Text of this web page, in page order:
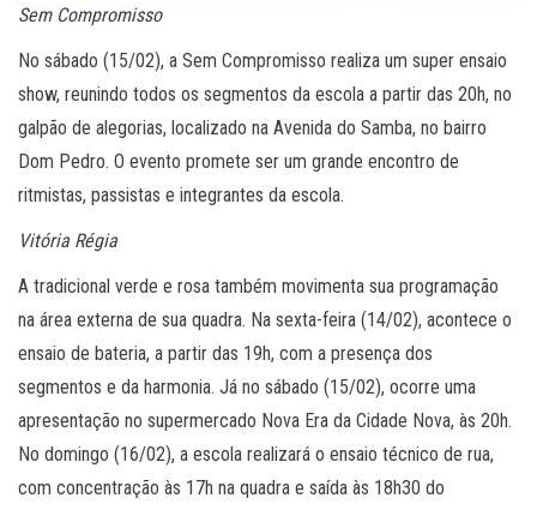
Sem Compromisso
No sábado (15/02), a Sem Compromisso realiza um super ensaio
show, reunindo todos os segmentos da escola a partir das 20h, no
galpão de alegorias, localizado na Avenida do Samba, no bairro
Dom Pedro. O evento promete ser um grande encontro de
ritmistas, passistas e integrantes da escola.
Vitória Régia
A tradicional verde e rosa também movimenta sua programação
na área externa de sua quadra. Na sexta-feira (14/02), acontece o
ensaio de bateria, a partir das 19h, com a presença dos
segmentos e da harmonia. Já no sábado (15/02), ocorre uma
apresentação no supermercado Nova Era da Cidade Nova, às 20h.
No domingo (16/02), a escola realizará o ensaio técnico de rua,
com concentração às 17h na quadra e saída às 18h30 do